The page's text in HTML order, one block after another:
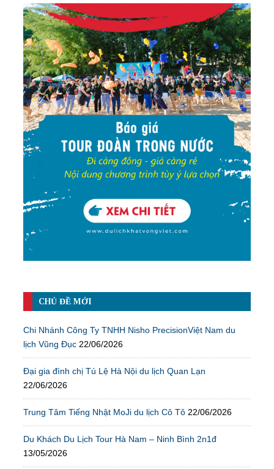
CHỦ ĐỀ MỚI
Chi Nhánh Công Ty TNHH Nisho PrecisionViệt Nam du
lịch Vũng Đục 22/06/2026
Đại gia đình chị Tú Lệ Hà Nội du lịch Quan Lạn
22/06/2026
Trung Tâm Tiếng Nhật MoJi du lịch Cô Tô 22/06/2026
Du Khách Du Lịch Tour Hà Nam – Ninh Bình 2n1đ
13/05/2026